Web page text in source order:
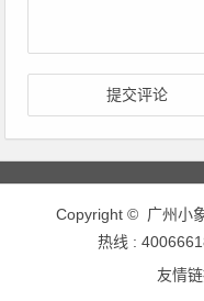
Copyright © 广州小
热线 :
友情